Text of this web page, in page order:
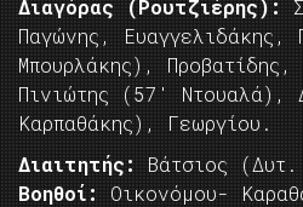
Διαγόρας (Ρουτζιέρης):
Παγώνης, Ευαγγελιδάκης,
Μπουρλάκης),
Πινιώτης (57′ Ντουαλά),
Καρπαθάκης), Γεωργίου.
Διαιτητής:
Βάτσιος (Δυτ.
Βοηθοί:
Οικονόμου-